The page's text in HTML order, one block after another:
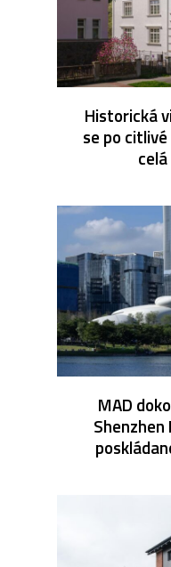
Historická
se po
MAD
Shenzhen